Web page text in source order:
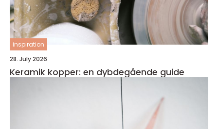
inspiration
28. July 2026
Keramik kopper: en dybdegående guide